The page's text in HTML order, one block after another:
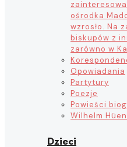
ośrodka
wzrosło. Na
biskupów z
zarówno w
Opowiadania
Partytury
Poezje
Powieści
Wilhelm
Dzieci